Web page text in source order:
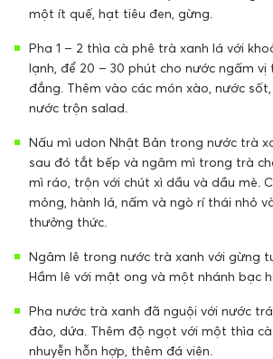
một ít quế, hạt tiêu đen, gừng.
Pha 1 – 2 thìa cà phê trà xanh lá với
lạnh, để 20 – 30 phút cho nước ngấm
đắng. Thêm vào các món xào, nước sốt,
nước trộn salad.
Nấu mì udon Nhật Bản trong nước trà
sau đó tắt bếp và ngâm mì trong trà
mì ráo, trộn với chút xì dầu và dầu mè.
mỏng, hành lá, nấm và ngò rí thái nhỏ
thưởng thức.
Ngâm lê trong nước trà xanh với gừng
Hầm lê với mật ong và một nhánh bạc
Pha nước trà xanh đã nguội với nước
đào, dứa. Thêm độ ngọt với một thìa
nhuyễn hỗn hợp, thêm đá viên.